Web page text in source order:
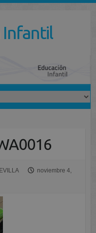
Infantil
noviembre 4,